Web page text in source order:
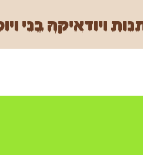
ויודאיקה בני